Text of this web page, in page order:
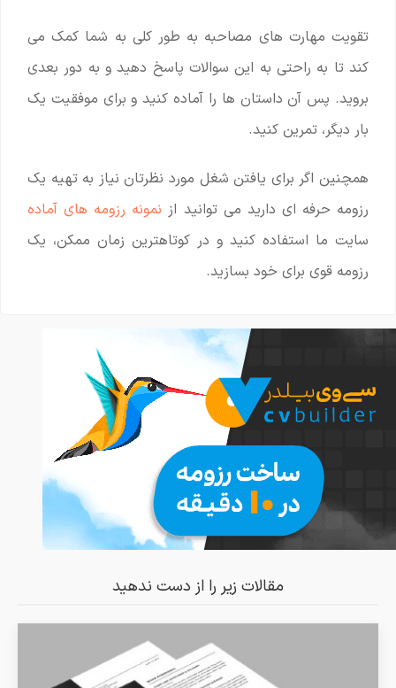
تقویت مهارت های مصاحبه به طور کلی به شما کمک می
کند تا به راحتی به این سوالات پاسخ دهید و به دور بعدی
بروید. پس آن داستان ها را آماده کنید و برای موفقیت یک
بار دیگر، تمرین کنید.
همچنین اگر برای یافتن شغل مورد نظرتان نیاز به تهیه یک
رزومه حرفه ای دارید می توانید از نمونه رزومه های آماده
سایت ما استفاده کنید و در کوتاهترین زمان ممکن، یک
رزومه قوی برای خود بسازید.
مقالات زیر را از دست ندهید